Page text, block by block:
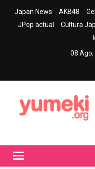
Japan News AKB48
JPop actual
Cultura
08 Ago,